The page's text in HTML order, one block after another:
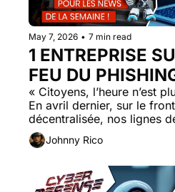
May 7, 2026 • 7 min read
1 ENTREPRISE
FEU DU
SUPPLY CHAIN
DÉJÀ
« Citoyens, l’heure n’est
En avril dernier, sur le
décentralisée, nos lignes
Johnny Rico